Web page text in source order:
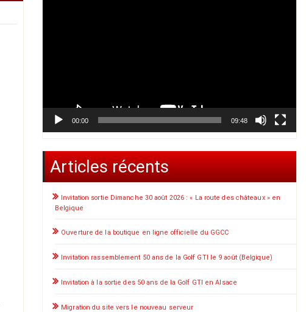
00:00 09:48
Articles récents
Invitation sortie Dimanche 30 août 2026 : « La route des châteaux » en
Belgique
Ouverture de la boutique en ligne officielle du GGCC
Invitation rassemblement 50 ans de la Golf GTI le 9 août (Belgique)
Invitation à la sortie des 50 ans de la Golf GTI en Alsace
Migration du site vers le nouveau serveur